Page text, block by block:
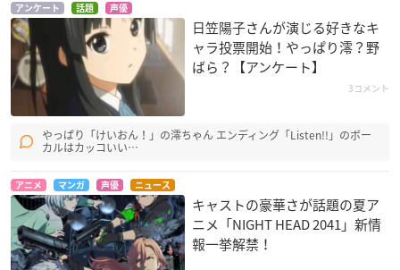
フリップフラッパー
サユリ
CHEATING CRAFT WWW.WORKING!!
アンケート 話題 声優
日笠陽子さんが演じる好きなキ
ャラ投票開始！やっぱり澪？野
ばら？【アンケート】
3コメント
やっぱり「けいおん！」の澪ちゃん エンディング「Listen!!」のボー
カルはカッコいい…
アニメ マンガ 声優 ニュース
キャストの豪華さが話題の夏ア
ニメ「NIGHT HEAD 2041」新情
報一挙解禁！